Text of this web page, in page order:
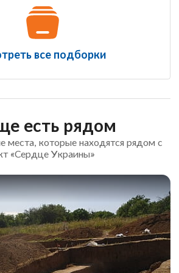
все подборки
есть рядом
места, которые находятся рядом с
«Сердце Украины»